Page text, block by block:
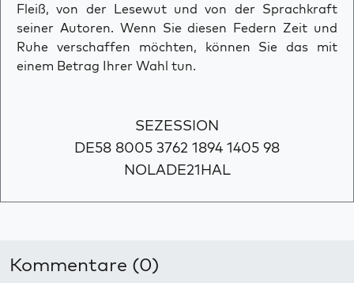
Fleiß, von der Lesewut und von der Sprachkraft
seiner Autoren. Wenn Sie diesen Federn Zeit und
Ruhe verschaffen möchten, können Sie das mit
einem Betrag Ihrer Wahl tun.
SEZESSION
DE58 8005 3762 1894 1405 98
NOLADE21HAL
Kommentare (0)